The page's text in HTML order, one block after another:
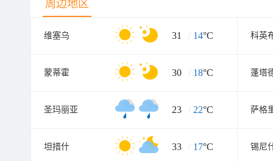
周边地区
维塞乌 31 / 14°C 科英
蒙蒂霍 30 / 18°C 蓬塔
圣玛丽亚 23 / 22°C 萨格
坦措什 33 / 17°C 锡尼